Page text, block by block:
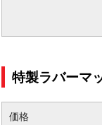
特製ラバーマ
価格